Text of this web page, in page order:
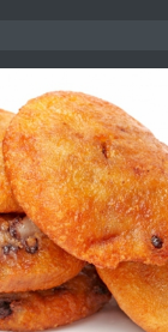
АПАРТАМЕНТ В
ХАСКОВО
Давам гараж под